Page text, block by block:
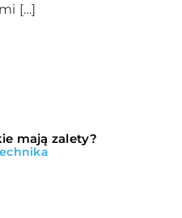
[…]
mają zalety?